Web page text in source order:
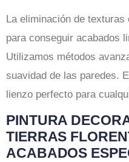
La eliminación de
para conseguir acabados
Utilizamos métodos
suavidad de las paredes.
lienzo perfecto para
PINTURA
TIERRAS
ACABADOS